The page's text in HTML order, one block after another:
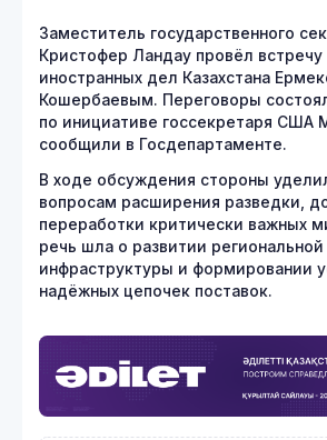
Заместитель государственного
Кристофер Ландау провёл
иностранных дел Казахстана
Кошербаевым. Переговоры
по инициативе госсекретаря США
сообщили в Госдепартаменте.
В ходе обсуждения стороны
вопросам расширения разведки,
переработки критически важных
речь шла о развитии
инфраструктуры и формировании
надёжных цепочек поставок.